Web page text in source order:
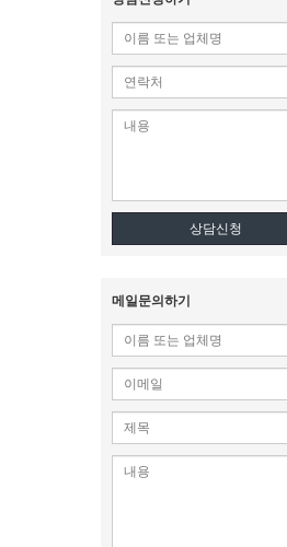
상담신청
메일문의하기